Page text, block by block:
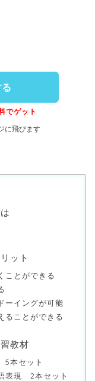
でゲット
に飛びます
ット
ことができる
ーイングが可能
ることができる
教材
本セット
表現 2本セット